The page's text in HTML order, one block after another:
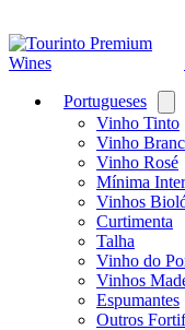
Portugueses
Vinho Tinto
Vinho
Vinho Rosé
Mínima
Vinhos
Curtimenta
Talha
Vinho do
Vinhos
Espumantes
Outros